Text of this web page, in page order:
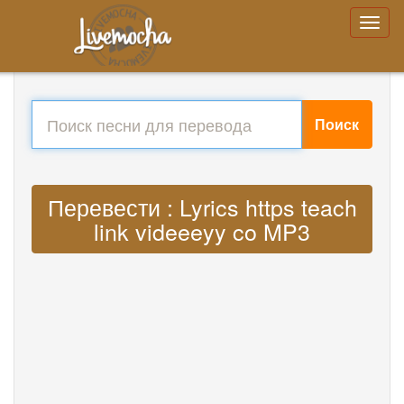
Поиск
Перевести : Lyrics https teach
link videeeyy co MP3